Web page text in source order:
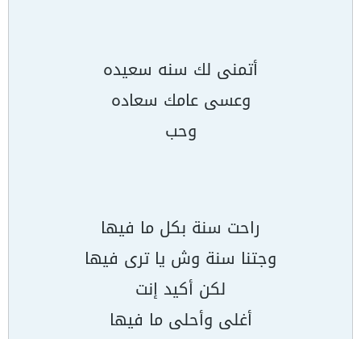
أتمنى لك سنه سعيده
وعسى عامك سعاده
وحب
راحت سنة بكل ما فيها
وجتنا سنة وش يا ترى فيها
لكن أكيد إنت
أغلى وأحلى ما فيها